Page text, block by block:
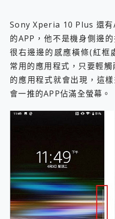
Sony Xperia 10 Plus 還有
的APP，他不是機身側邊
很右邊邊的感應橫條(紅
常用的應用程式，只要輕
的應用程式就會出現，這
會一推的APP佔滿全螢幕。